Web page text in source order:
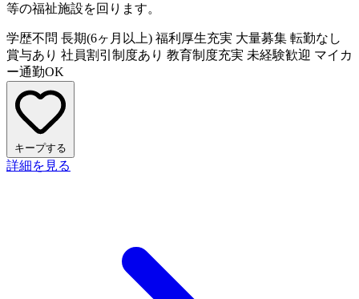
等の福祉施設を回ります。
学歴不問 長期(6ヶ月以上) 福利厚生充実 大量募集 転勤なし
賞与あり 社員割引制度あり 教育制度充実 未経験歓迎 マイカ
ー通勤OK
キープする
詳細を見る